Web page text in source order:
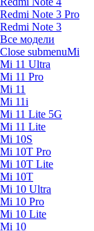
Redmi Note 3 Pro
Redmi Note 3
Все модели
Close submenuMi
Mi 11 Ultra
Mi 11 Pro
Mi 11
Mi 11i
Mi 11 Lite 5G
Mi 11 Lite
Mi 10S
Mi 10T Pro
Mi 10T Lite
Mi 10T
Mi 10 Ultra
Mi 10 Pro
Mi 10 Lite
Mi 10